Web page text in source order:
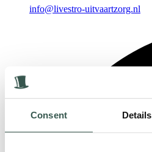
Consent Details
info@livestro-uitvaartzorg.nl